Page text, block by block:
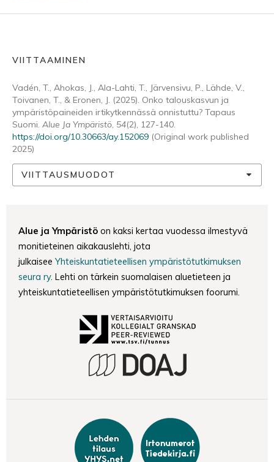
VIITTAAMINEN
Vadén, T., Ahokas, J., Ala-Lahti, T., Järvensivu, P., Lähde, V.,
Toivanen, T., & Eronen, J. (2025). Onko talouskasvun ja
ympäristöpaineiden irtikytkennässä onnistuttu? Tapaus
Suomi. Alue Ja Ympäristö, 54(2), 127-140.
https://doi.org/10.30663/ay.152069 (Original work published
2025)
VIITTAUSMUODOT
Alue ja Ympäristö on kaksi kertaa vuodessa ilmestyvä
monitieteinen aikakauslehti, jota
julkaisee Yhteiskuntatieteellisen ympäristötutkimuksen
seura ry. Lehti on tärkein suomalaisen aluetieteen ja
yhteiskuntatieteellisen ympäristötutkimuksen foorumi.